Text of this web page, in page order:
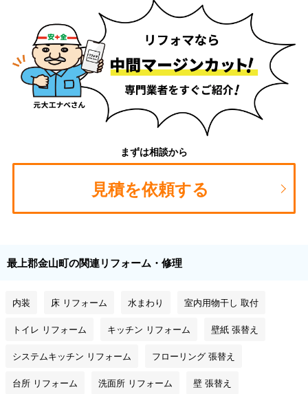
まずは相談から
見積を依頼する
最上郡金山町の関連リフォーム・修理
内装 床 リフォーム 水まわり 室内用物干し 取付
トイレ リフォーム キッチン リフォーム 壁紙 張替え
システムキッチン リフォーム フローリング 張替え
台所 リフォーム 洗面所 リフォーム 壁 張替え